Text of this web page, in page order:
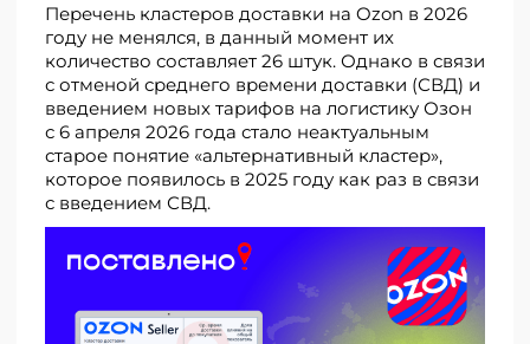
Перечень кластеров доставки на Ozon в 2026
году не менялся, в данный момент их
количество составляет 26 штук. Однако в связи
с отменой среднего времени доставки (СВД) и
введением новых тарифов на логистику Озон
с 6 апреля 2026 года стало неактуальным
старое понятие «альтернативный кластер»,
которое появилось в 2025 году как раз в связи
с введением СВД.